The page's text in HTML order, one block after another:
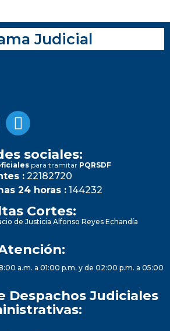
Judicial
sociales:
para tramitar PQRSDF
: 22182720
24 horas : 144232
Cortes:
de Justicia Alfonso Reyes Echandía
a.m. a 01:00 p.m. y de 02:00 p.m. a 05:00
Despachos Judiciales